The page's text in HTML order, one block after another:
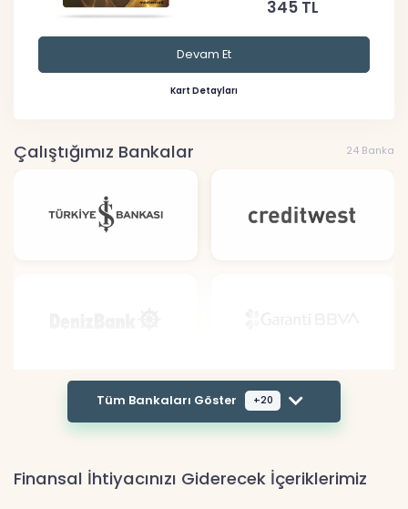
345 TL
Devam Et
Kart Detayları
Çalıştığımız Bankalar 24 Banka
Tüm Bankaları Göster +20
Finansal İhtiyacınızı Giderecek İçeriklerimiz